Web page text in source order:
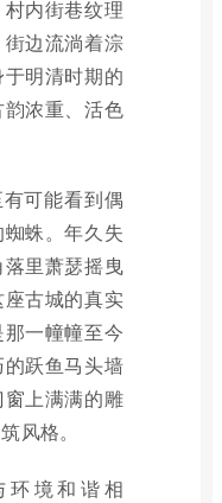
内街巷纹理
边流淌着淙
明清时期的
浓重、活色
可能看到偶
蛛。年久失
里萧瑟摇曳
古城的真实
一幢幢至今
跃鱼马头墙
上满满的雕
风格。
环境和谐相